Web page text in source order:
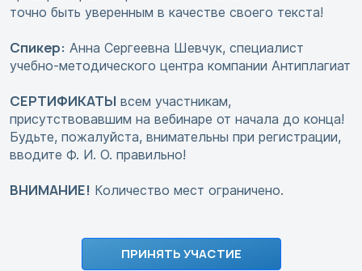
точно быть уверенным в качестве своего текста!
Спикер: Анна Сергеевна Шевчук, специалист
учебно-методического центра компании Антиплагиат
СЕРТИФИКАТЫ всем участникам,
присутствовавшим на вебинаре от начала до конца!
Будьте, пожалуйста, внимательны при регистрации,
вводите Ф. И. О. правильно!
ВНИМАНИЕ! Количество мест ограничено.
ПРИНЯТЬ УЧАСТИЕ